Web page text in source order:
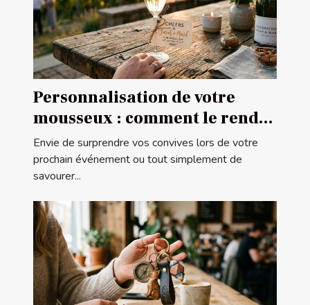
Personnalisation de votre
mousseux : comment le rendre
unique ?
Envie de surprendre vos convives lors de votre
prochain événement ou tout simplement de
savourer...